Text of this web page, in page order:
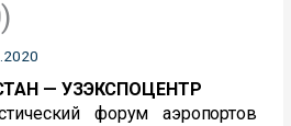
— УЗЭКСПОЦЕНТР
форум аэропортов